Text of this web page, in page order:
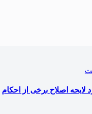
لایحه اصلاح برخی از احکام